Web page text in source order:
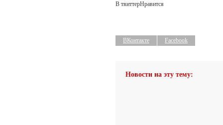
В твиттерНравится
ВКонтакте Facebook
Новости на эту тему: